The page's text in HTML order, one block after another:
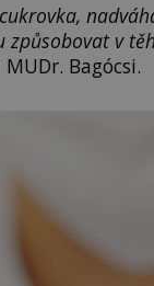
způsobovat v
Bagócsi.